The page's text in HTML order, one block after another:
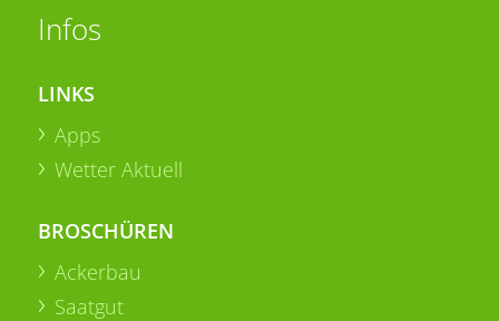
Infos
LINKS
Apps
Wetter Aktuell
BROSCHÜREN
Ackerbau
Saatgut